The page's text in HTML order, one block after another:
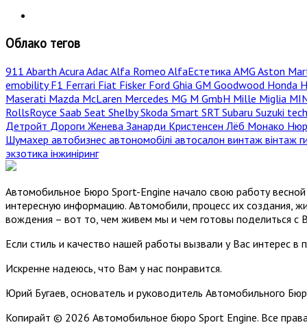
Облако тегов
911 Abarth Acura AdacAlfa Romeo AlfaЕстетика AMG Aston
emobilityF1 Ferrari Fiat Fisker Ford Ghia GM Goodwood Honda
Maserati Mazda McLaren Mercedes MG M GmbH Mille Miglia
RollsRoyce Saab Seat ShelbySkoda Smart SRT Subaru Suzuki
Детройт Дороги Женева Занарди Кристенсен Лёб Монако
Шумахер автобизнес автономобілі автосалон винтаж вінтаж
экзотика інжиніринг
Автомобильное Бюро Sport-Engine начало свою работу
интересную информацию. Автомобили, процесс их создания,
вождения – вот то, чем живем мы и чем готовы поделиться с
Если стиль и качество нашей работы вызвали у Вас интерес в
Искренне надеюсь, что Вам у нас понравится.
Юрий Бугаев, основатель и руководитель Автомобильного
Копирайт © 2026 Автомобильное бюро Sport Engine. Все